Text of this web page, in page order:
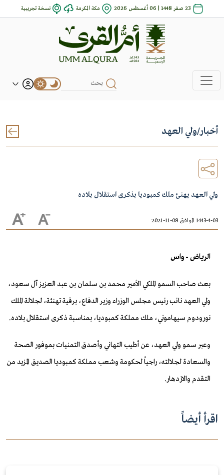
23 صفر 1448 | 06 أغسطس 2026 مكة المكرمة نسخة تجريبية
أخبار/ولي العهد
ولي العهد يهنئ ملك كمبوديا بذكرى استقلال بلاده
1443-4-03 الموافق 08-11-2021
الرياض - واس
بعث صاحب السمو الملكي الأمير محمد بن سلمان بن عبد العزيز آل سعود،
ولي العهد نائب رئيس مجلس الوزراء وزير الدفاع، برقية تهنئة، لجلالة الملك
نورودوم سيهاموني، ملك مملكة كمبوديا، بمناسبة ذكرى استقلال بلاده.
وعبر سمو ولي العهد، عن أطيب التهاني وأصدق التمنيات بموفور الصحة
والسعادة لجلالته، راجياً لحكومة وشعب مملكة كمبوديا الصديق المزيد من
التقدم والازدهار.
اقرأ أيضاً